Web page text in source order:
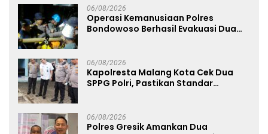
06/08/2026
Operasi Kemanusiaan Polres
Bondowoso Berhasil Evakuasi Dua
06/08/2026
Kapolresta Malang Kota Cek Dua
SPPG Polri, Pastikan Standar
06/08/2026
Polres Gresik Amankan Dua